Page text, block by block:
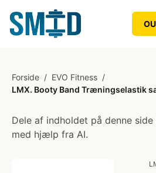
Forside / EVO Fitness /
LMX. Booty Band Træningselastik
Dele af indholdet på denne
med hjælp fra AI.